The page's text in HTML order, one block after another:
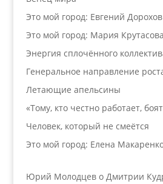
Это мой город: Евгений Дорохов
Это мой город: Мария Крутасова
Энергия сплочённого
Генеральное направление
Летающие апельсины
«Тому, кто честно работает,
Человек, который не смеётся
Это мой город: Елена
Юрий Молодцев о Дмитрии